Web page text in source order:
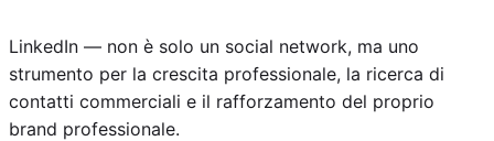
LinkedIn — non è solo un social network, ma uno
strumento per la crescita professionale, la ricerca di
contatti commerciali e il rafforzamento del proprio
brand professionale.